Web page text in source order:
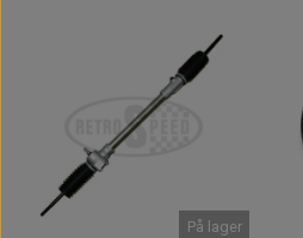
På lager